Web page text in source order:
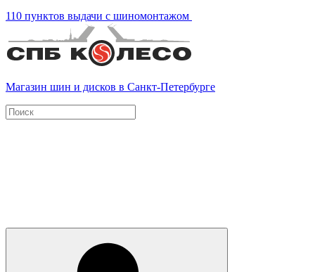
110 пунктов выдачи с шиномонтажом
Магазин шин и дисков в Санкт-Петербурге